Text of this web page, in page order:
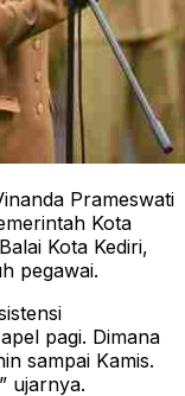
Prameswati
Kota
Kota Kediri,
pegawai.
pagi. Dimana
sampai Kamis.
ujarnya.